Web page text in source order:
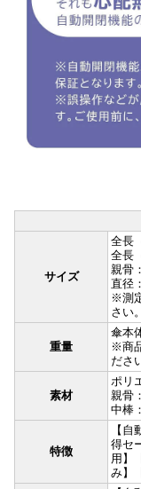
サイズ
全長
全長
親骨
直径
※測
さい。
重量
傘本
※商
ださ
素材
ポリ
親骨
中棒
特徴
【
得セ
用】
み】